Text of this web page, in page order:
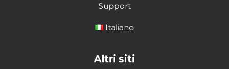
Support
Italiano
Altri siti